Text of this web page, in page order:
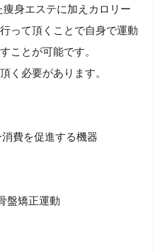
身エステに加えカロリー
って頂くことで自身で運動
ことが可能です。
必要があります。
費を促進する機器
盤矯正運動